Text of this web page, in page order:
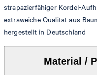
strapazierfähiger Kordel-
extraweiche Qualität aus
hergestellt in Deutschland
Material /